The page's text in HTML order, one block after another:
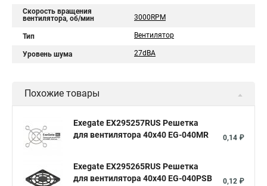
Скорость вращения
вентилятора, об/мин
3000RPM
Тип Вентилятор
Уровень шума 27dBA
Похожие товары
Exegate EX295257RUS Решетка
для вентилятора 40x40 EG-040MR
0,14 ₽
Exegate EX295265RUS Решетка
для вентилятора 40x40 EG-040PSB
0,12 ₽